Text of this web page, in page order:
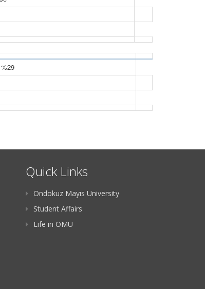
Quick Links
Ondokuz Mayıs University
Student Affairs
Life in OMU